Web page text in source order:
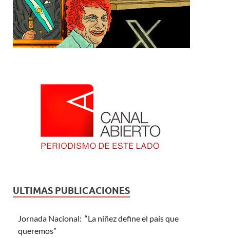
ULTIMAS PUBLICACIONES
Jornada Nacional: “La niñez define el país que
queremos”